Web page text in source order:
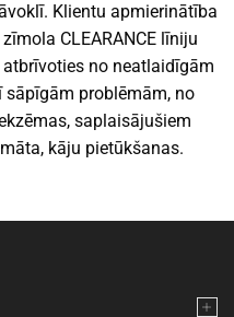
Klientu apmierinātība
CLEARANCE līniju
no neatlaidīgām
sāpīgām problēmām, no
saplaisājušiem
kāju pietūkšanas.